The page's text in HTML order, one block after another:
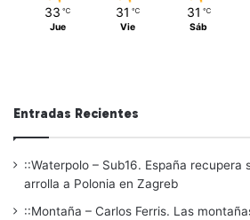
33 ℃
Jue
31 ℃
Vie
31 ℃
Sáb
Entradas Recientes
::Waterpolo – Sub16. España recupera
arrolla a Polonia en Zagreb
::Montaña – Carlos Ferris. Las